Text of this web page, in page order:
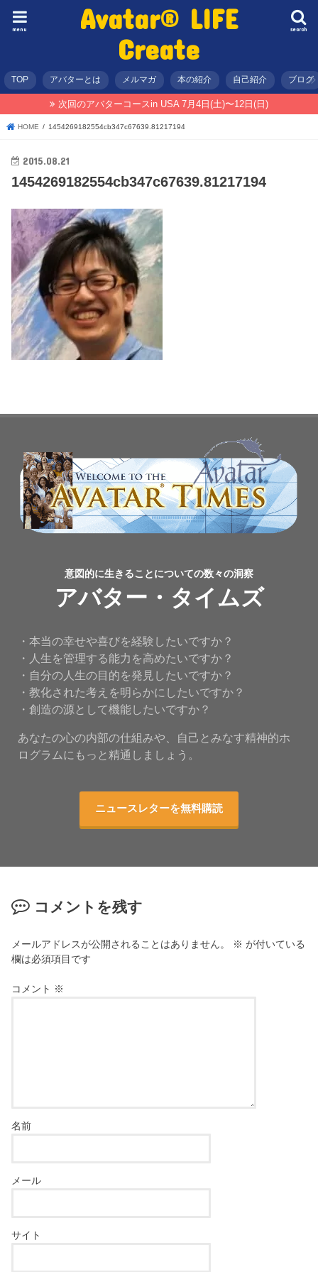
Avatar® LIFE
Create
search
menu
TOP アバターとは メルマガ 本の紹介 自己紹介 ブログ
次回のアバターコースin USA 7月4日(土)〜12日(日)
HOME 1454269182554cb347c67639.81217194
2015.08.21
1454269182554cb347c67639.81217194
意図的に生きることについての数々の洞察
アバター・タイムズ
・本当の幸せや喜びを経験したいですか？
・人生を管理する能力を高めたいですか？
・自分の人生の目的を発見したいですか？
・教化された考えを明らかにしたいですか？
・創造の源として機能したいですか？
あなたの心の内部の仕組みや、自己とみなす精神的ホ
ログラムにもっと精通しましょう。
ニュースレターを無料購読
コメントを残す
メールアドレスが公開されることはありません。 ※ が付いている
欄は必須項目です
コメント ※
名前
メール
サイト